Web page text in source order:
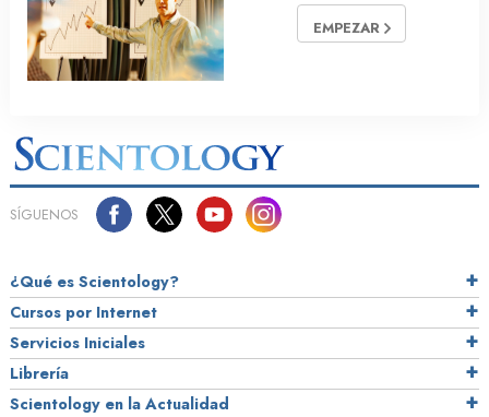
EMPEZAR
SÍGUENOS
¿Qué es Scientology?
Cursos por Internet
Servicios Iniciales
Librería
Scientology en la Actualidad